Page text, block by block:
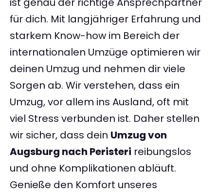
für dich. Mit langjähriger Erfahrung und
starkem Know-how im Bereich der
internationalen Umzüge optimieren wir
deinen Umzug und nehmen dir viele
Sorgen ab. Wir verstehen, dass ein
Umzug, vor allem ins Ausland, oft mit
viel Stress verbunden ist. Daher stellen
wir sicher, dass dein Umzug von
Augsburg nach Peristeri reibungslos
und ohne Komplikationen abläuft.
Genieße den Komfort unseres